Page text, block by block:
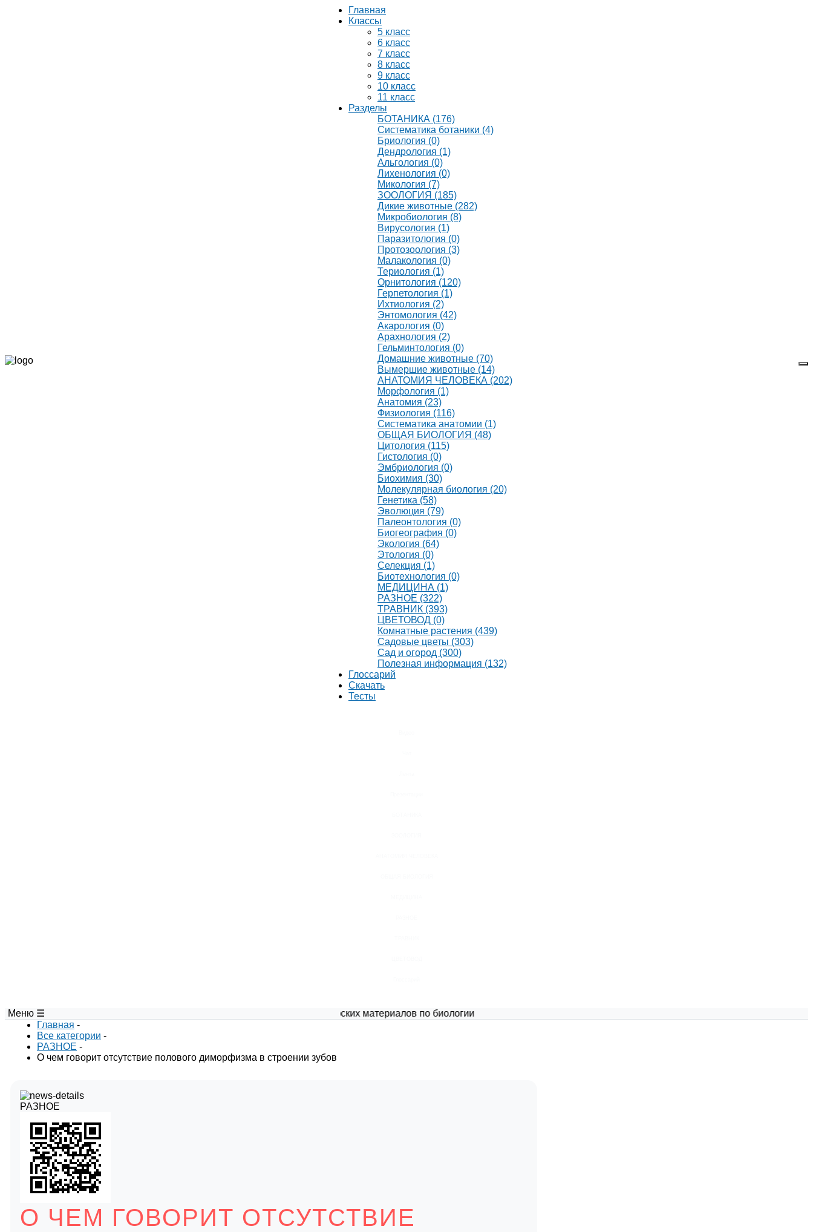
Главная
Классы
5 класс
6 класс
7 класс
8 класс
9 класс
10 класс
11 класс
Разделы
БОТАНИКА (176)
Систематика ботаники (4)
Бриология (0)
Дендрология (1)
Альгология (0)
Лихенология (0)
Микология (7)
ЗООЛОГИЯ (185)
Дикие животные (282)
Микробиология (8)
Вирусология (1)
Паразитология (0)
Протозоология (3)
Малакология (0)
Териология (1)
Орнитология (120)
Герпетология (1)
Ихтиология (2)
Энтомология (42)
Акарология (0)
Арахнология (2)
Гельминтология (0)
Домашние животные (70)
Вымершие животные (14)
АНАТОМИЯ ЧЕЛОВЕКА (202)
Морфология (1)
Анатомия (23)
Физиология (116)
Систематика анатомии (1)
ОБЩАЯ БИОЛОГИЯ (48)
Цитология (115)
Гистология (0)
Эмбриология (0)
Биохимия (30)
Молекулярная биология (20)
Генетика (58)
Эволюция (79)
Палеонтология (0)
Биогеография (0)
Экология (64)
Этология (0)
Селекция (1)
Биотехнология (0)
МЕДИЦИНА (1)
РАЗНОЕ (322)
ТРАВНИК (393)
ЦВЕТОВОД (0)
Комнатные растения (439)
Садовые цветы (303)
Сад и огород (300)
Полезная информация (132)
Глоссарий
Скачать
Тесты
Меню ☰
Портал авторских материалов по биологии
Главная -
Все категории -
РАЗНОЕ -
О чем говорит отсутствие полового диморфизма в строении зубов
РАЗНОЕ
О ЧЕМ ГОВОРИТ ОТСУТСТВИЕ